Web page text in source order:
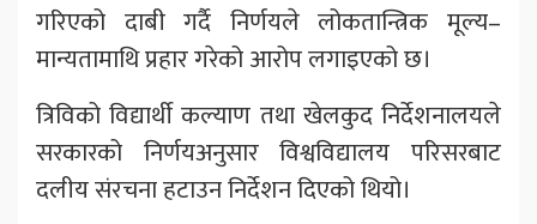
गरिएको दाबी गर्दै निर्णयले लोकतान्त्रिक मूल्य–
मान्यतामाथि प्रहार गरेको आरोप लगाइएको छ।
त्रिविको विद्यार्थी कल्याण तथा खेलकुद निर्देशनालयले
सरकारको निर्णयअनुसार विश्वविद्यालय परिसरबाट
दलीय संरचना हटाउन निर्देशन दिएको थियो।